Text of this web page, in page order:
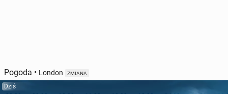
Pogoda • London ZMIANA
Dziś